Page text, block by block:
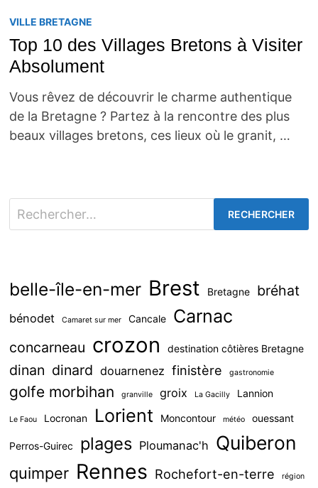
VILLE BRETAGNE
Top 10 des Villages Bretons à Visiter
Absolument
Vous rêvez de découvrir le charme authentique
de la Bretagne ? Partez à la rencontre des plus
beaux villages bretons, ces lieux où le granit, …
Rechercher :
belle-île-en-mer Brest Bretagne bréhat
bénodet Camaret sur mer Cancale Carnac
concarneau crozon destination côtières Bretagne
dinan dinard douarnenez finistère gastronomie
golfe morbihan granville groix La Gacilly Lannion
Le Faou Locronan Lorient Moncontour météo ouessant
Perros-Guirec plages Ploumanac'h Quiberon
quimper Rennes Rochefort-en-terre région